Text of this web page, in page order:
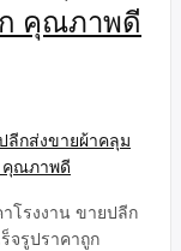
ก คุณภาพดี
าโรงงาน ขายปลีก
จรูปราคาถูก